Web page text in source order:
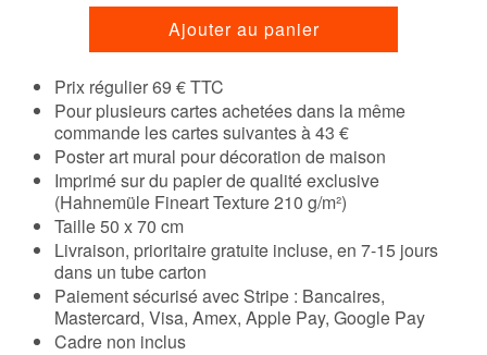
Ajouter au panier
Prix régulier 69 € TTC
Pour plusieurs cartes achetées dans la même
commande les cartes suivantes à 43 €
Poster art mural pour décoration de maison
Imprimé sur du papier de qualité exclusive
(Hahnemüle Fineart Texture 210 g/m²)
Taille 50 x 70 cm
Livraison, prioritaire gratuite incluse, en 7-15 jours
dans un tube carton
Paiement sécurisé avec Stripe : Bancaires,
Mastercard, Visa, Amex, Apple Pay, Google Pay
Cadre non inclus